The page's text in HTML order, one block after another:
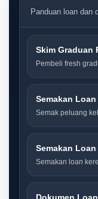
Panduan loan dan
Skim Graduan
Pembeli fresh
Semakan Loan
Semak peluang
Semakan
Semakan loan
Dokumen